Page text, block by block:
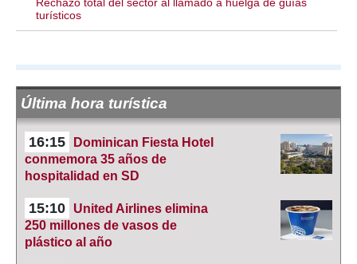
turísticos
Última hora turística
16:15
Dominican Fiesta Hotel
conmemora 35 años de
hospitalidad en SD
15:10
United Airlines elimina
250 millones de vasos de
plástico al año